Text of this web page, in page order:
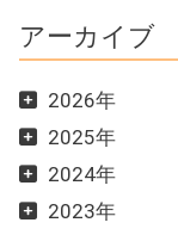
アーカイブ
2026年
2025年
2024年
2023年